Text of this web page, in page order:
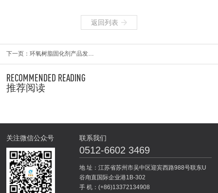
返回列表
下一页：环氧树脂固化剂产品发展趋势
RECOMMENDED READING
推荐阅读
关注微信公众号 联系我们
0512-6602 3469
地 址：江苏省苏州市吴中区迎宾西路988号联东U
谷甪直国际企业港1B-302
手 机：(+86)13372134908